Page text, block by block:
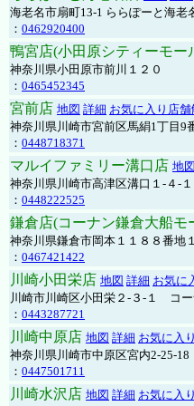
海老名市扇町13-1 ららぽーと海老
： 0462920400
鴨宮店(小田原シティーモー
神奈川県小田原市前川１２０
： 0465452345
宮前店 地図 詳細 お気に入り店舗
神奈川県川崎市宮前区馬絹1丁目9
： 0448718371
マルイファミリー溝口店 地図
神奈川県川崎市高津区溝口１-４-１
： 0448222525
鎌倉店(コーナン鎌倉大船モ
神奈川県鎌倉市岡本１１８８番地１
： 0467421422
川崎小田栄店 地図 詳細 お気に
川崎市川崎区小田栄２‐３‐１ コ
： 0443287721
川崎中原店 地図 詳細 お気に入
神奈川県川崎市中原区宮内2-25-18
： 0447501711
川崎水沢店 地図 詳細 お気に入